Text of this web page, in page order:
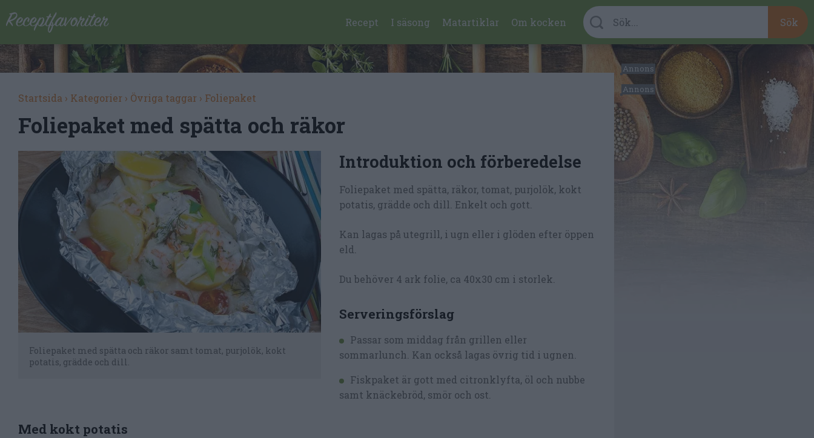
Recept I säsong Matartiklar Om kocken
Startsida › Kategorier › Övriga taggar › Foliepaket
Foliepaket med spätta och räkor
Foliepaket med spätta och räkor samt tomat, purjolök, kokt
potatis, grädde och dill.
Introduktion och förberedelse
Foliepaket med spätta, räkor, tomat, purjolök, kokt
potatis, grädde och dill. Enkelt och gott.
Kan lagas på utegrill, i ugn eller i glöden efter öppen
eld.
Du behöver 4 ark folie, ca 40x30 cm i storlek.
Serveringsförslag
Passar som middag från grillen eller
sommarlunch. Kan också lagas övrig tid i ugnen.
Fiskpaket är gott med citronklyfta, öl och nubbe
samt knäckebröd, smör och ost.
Med kokt potatis